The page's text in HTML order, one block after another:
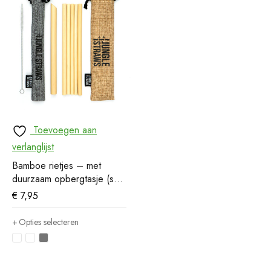
Toevoegen aan
verlanglijst
Bamboe rietjes – met
duurzaam opbergtasje (set
van 6)
€ 7,95
Opties selecteren